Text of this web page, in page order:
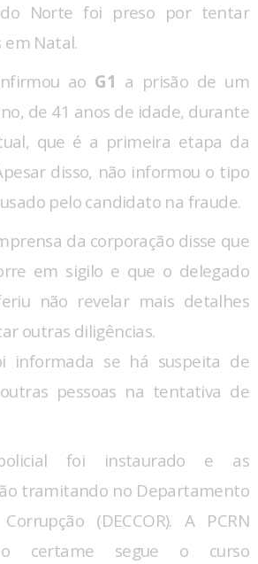
Norte foi preso por tentar
Natal.
ao G1 a prisão de um
de 41 anos de idade, durante
que é a primeira etapa da
disso, não informou o tipo
pelo candidato na fraude.
da corporação disse que
em sigilo e que o delegado
não revelar mais detalhes
outras diligências.
informada se há suspeita de
pessoas na tentativa de
foi instaurado e as
tramitando no Departamento
(DECCOR). A PCRN
certame segue o curso